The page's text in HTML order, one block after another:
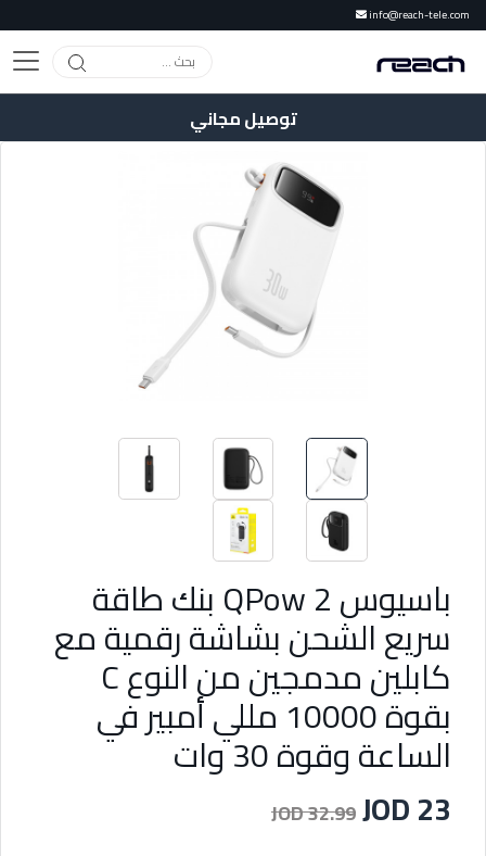
info@reach-tele.com
توصيل مجاني
باسيوس QPow 2 بنك طاقة
سريع الشحن بشاشة رقمية مع
كابلين مدمجين من النوع C
بقوة 10000 مللي أمبير في
الساعة وقوة 30 وات
JOD 23
JOD 32.99